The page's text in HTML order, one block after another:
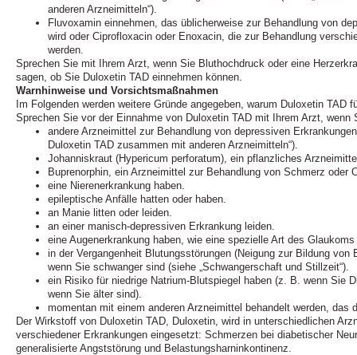
anderen Arzneimitteln“).
Fluvoxamin einnehmen, das üblicherweise zur Behandlung von
wird oder Ciprofloxacin oder Enoxacin, die zur Behandlung
werden.
Sprechen Sie mit Ihrem Arzt, wenn Sie Bluthochdruck oder eine
sagen, ob Sie Duloxetin TAD einnehmen können.
Warnhinweise und Vorsichtsmaßnahmen
Im Folgenden werden weitere Gründe angegeben, warum Duloxetin TAD
Sprechen Sie vor der Einnahme von Duloxetin TAD mit Ihrem Arzt, wenn
andere Arzneimittel zur Behandlung von depressiven
Duloxetin TAD zusammen mit anderen Arzneimitteln“).
Johanniskraut (Hypericum perforatum), ein pflanzliches
Buprenorphin, ein Arzneimittel zur Behandlung von Schmerz oder
eine Nierenerkrankung haben.
epileptische Anfälle hatten oder haben.
an Manie litten oder leiden.
an einer manisch-depressiven Erkrankung leiden.
eine Augenerkrankung haben, wie eine spezielle Art des
in der Vergangenheit Blutungsstörungen (Neigung zur Bildung von
wenn Sie schwanger sind (siehe „Schwangerschaft und Stillzeit“).
ein Risiko für niedrige Natrium-Blutspiegel haben (z. B. wenn Sie
wenn Sie älter sind).
momentan mit einem anderen Arzneimittel behandelt werden, das
Der Wirkstoff von Duloxetin TAD, Duloxetin, wird in unterschiedlichen
verschiedener Erkrankungen eingesetzt: Schmerzen bei diabetischer
generalisierte Angststörung und Belastungsharninkontinenz.